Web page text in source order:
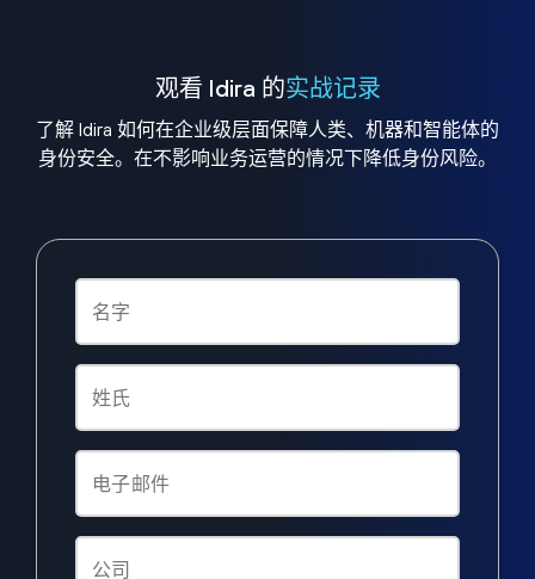
观看 Idira 的实战记录
了解 Idira 如何在企业级层面保障人类、机器和智能体的
身份安全。在不影响业务运营的情况下降低身份风险。